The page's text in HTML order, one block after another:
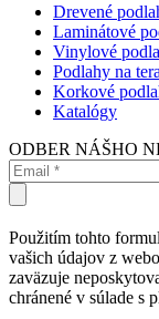
Drevené
Laminátové
Vinylové
Podlahy na
Korkové
Katalógy
ODBER NÁŠHO
Použitím tohto
vašich údajov z
zaväzuje
chránené v súlade s